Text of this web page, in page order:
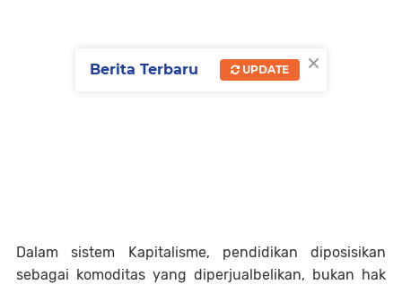
Dalam sistem Kapitalisme, pendidikan diposisikan
sebagai komoditas yang diperjualbelikan, bukan hak
×
Berita Terbaru UPDATE